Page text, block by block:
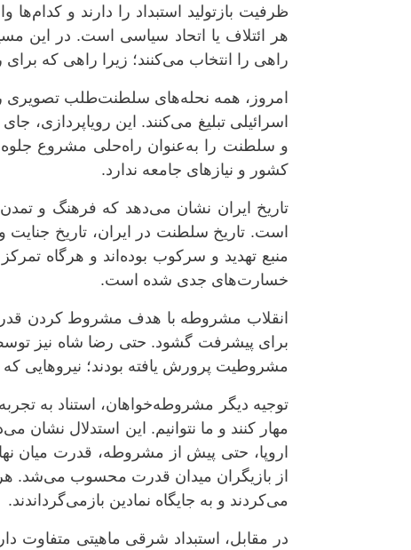
ظرفیت بازتولید استبداد را دارند و
هر ائتلاف یا اتحاد سیاسی است. در این
راهی را انتخاب می‌کنند؛ زیرا راهی که
امروز، همه نحله‌های سلطنت‌طلب تصویری
اسرائیلی تبلیغ می‌کنند. این رویاپردازی،
و سلطنت را به‌عنوان راه‌حلی مشروع
کشور و نیازهای جامعه ندارد.
تاریخ ایران نشان می‌دهد که فرهنگ و
است. تاریخ سلطنت در ایران، تاریخ
منبع تهدید و سرکوب بوده‌اند و هرگاه
خسارت‌های جدی شده است.
انقلاب مشروطه با هدف مشروط کردن قدرت
برای پیشرفت گشود. حتی رضا شاه نیز
مشروطیت پرورش یافته بودند؛
توجیه دیگر مشروطه‌خواهان، استناد به
مهار کنند و ما نتوانیم. این استدلال نشان
اروپا، حتی پیش از مشروطه، قدرت میان
از بازیگران میدان قدرت محسوب می‌شد.
می‌کردند و به جایگاه نمادین بازمی‌گرداندند.
در مقابل، استبداد شرقی ماهیتی متفاوت